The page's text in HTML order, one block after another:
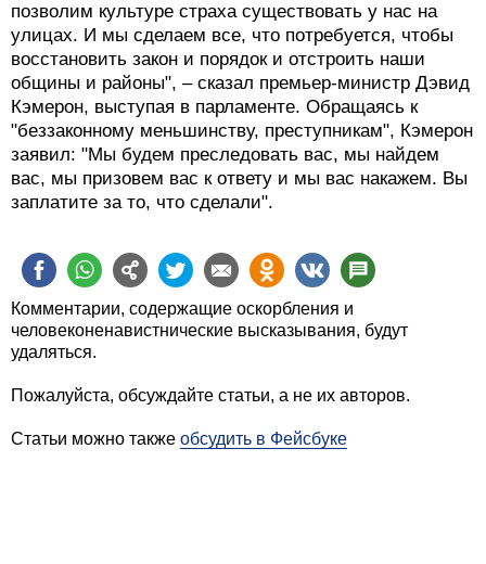
позволим культуре страха существовать у нас на
улицах. И мы сделаем все, что потребуется, чтобы
восстановить закон и порядок и отстроить наши
общины и районы", – сказал премьер-министр Дэвид
Кэмерон, выступая в парламенте. Обращаясь к
"беззаконному меньшинству, преступникам", Кэмерон
заявил: "Мы будем преследовать вас, мы найдем
вас, мы призовем вас к ответу и мы вас накажем. Вы
заплатите за то, что сделали".
Комментарии, содержащие оскорбления и
человеконенавистнические высказывания, будут
удаляться.
Пожалуйста, обсуждайте статьи, а не их авторов.
Статьи можно также обсудить в Фейсбуке